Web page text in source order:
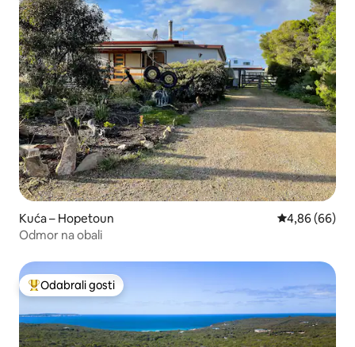
Kuća – Hopetoun Prosječna
4,86 (66)
Odmor na obali
Među najviše rangiranima s oznakom „Odabrali gosti”
Odabrali gosti